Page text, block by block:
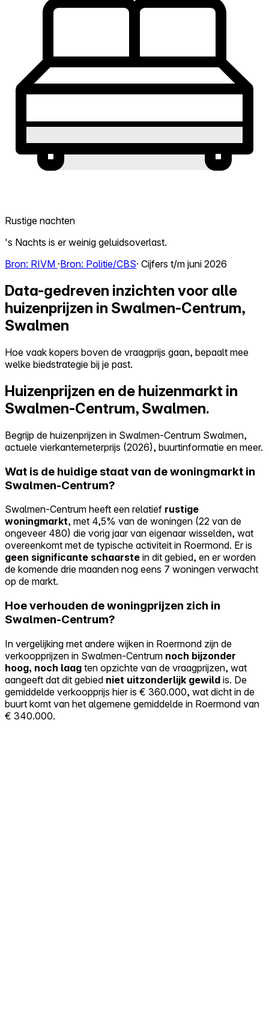
Rustige nachten
's Nachts is er weinig geluidsoverlast.
Bron: RIVM ·Bron: Politie/CBS· Cijfers t/m juni 2026
Data-gedreven inzichten voor alle
huizenprijzen in Swalmen-Centrum,
Swalmen
Hoe vaak kopers boven de vraagprijs gaan, bepaalt mee
welke biedstrategie bij je past.
Huizenprijzen en de huizenmarkt in
Swalmen-Centrum, Swalmen.
Begrijp de huizenprijzen in Swalmen-Centrum Swalmen,
actuele vierkantemeterprijs (2026), buurtinformatie en meer.
Wat is de huidige staat van de woningmarkt in
Swalmen-Centrum?
Swalmen-Centrum heeft een relatief rustige
woningmarkt, met 4,5% van de woningen (22 van de
ongeveer 480) die vorig jaar van eigenaar wisselden, wat
overeenkomt met de typische activiteit in Roermond. Er is
geen significante schaarste in dit gebied, en er worden
de komende drie maanden nog eens 7 woningen verwacht
op de markt.
Hoe verhouden de woningprijzen zich in
Swalmen-Centrum?
In vergelijking met andere wijken in Roermond zijn de
verkoopprijzen in Swalmen-Centrum noch bijzonder
hoog, noch laag ten opzichte van de vraagprijzen, wat
aangeeft dat dit gebied niet uitzonderlijk gewild is. De
gemiddelde verkoopprijs hier is € 360.000, wat dicht in de
buurt komt van het algemene gemiddelde in Roermond van
€ 340.000.